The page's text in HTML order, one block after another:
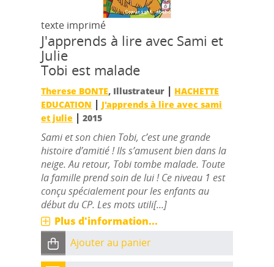
texte imprimé
J'apprends à lire avec Sami et
Julie
Tobi est malade
Therese BONTE, Illustrateur | HACHETTE
EDUCATION | J'apprends à lire avec sami
et julie |2015
Sami et son chien Tobi, c’est une grande
histoire d’amitié ! Ils s’amusent bien dans la
neige. Au retour, Tobi tombe malade. Toute
la famille prend soin de lui ! Ce niveau 1 est
conçu spécialement pour les enfants au
début du CP. Les mots utili[...]
Plus d'information...
Ajouter au panier